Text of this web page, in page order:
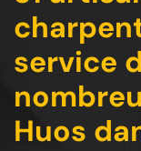
service
Huos